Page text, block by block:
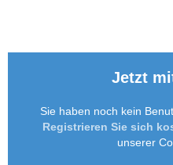
Jetzt
Sie haben noch kein
Registrieren Sie sich
unserer